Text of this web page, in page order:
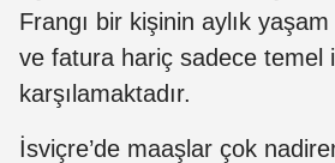
Frangı bir kişinin aylık
ve fatura hariç sadece temel
karşılamaktadır.
İsviçre’de maaşlar çok